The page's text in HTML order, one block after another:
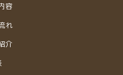
容
れ
介